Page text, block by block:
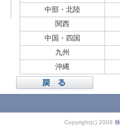
中部・北陸
関西
中国・四国
九州
沖縄
Copyright(c) 2008